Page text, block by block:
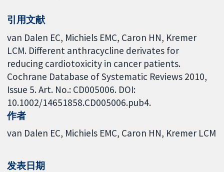
引用文献
van Dalen EC, Michiels EMC, Caron HN, Kremer
LCM. Different anthracycline derivates for
reducing cardiotoxicity in cancer patients.
Cochrane Database of Systematic Reviews 2010,
Issue 5. Art. No.: CD005006. DOI:
10.1002/14651858.CD005006.pub4.
作者
van Dalen EC Michiels EMC Caron HN Kremer LCM
发表日期